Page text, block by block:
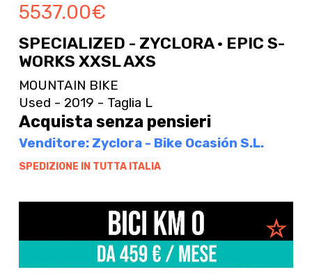
5537.00€
SPECIALIZED - ZYCLORA · EPIC S-
WORKS XXSL AXS
MOUNTAIN BIKE
Used - 2019 - Taglia L
Acquista senza pensieri
Venditore: Zyclora - Bike Ocasión S.L.
SPEDIZIONE IN TUTTA ITALIA